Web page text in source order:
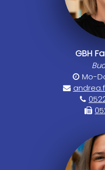
GBH
Mo-